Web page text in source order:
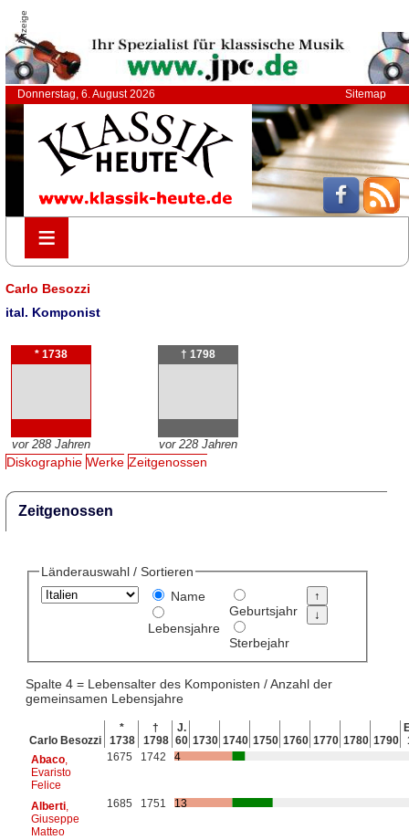
Anzeige
Donnerstag, 6. August 2026 Sitemap
≡
≡
Carlo Besozzi
ital. Komponist
* 1738
vor 288 Jahren
† 1798
vor 228 Jahren
Diskographie Werke Zeitgenossen
Zeitgenossen
Länderauswahl / Sortieren
Name
Lebensjahre
Geburtsjahr
Sterbejahr
Spalte 4 = Lebensalter des Komponisten / Anzahl der
gemeinsamen Lebensjahre
Carlo Besozzi
*
1738
†
1798
J.
60 1730 1740 1750 1760 1770 1780 1790
Abaco,
Evaristo
Felice
1675 1742 4
Alberti,
Giuseppe
Matteo
1685 1751 13